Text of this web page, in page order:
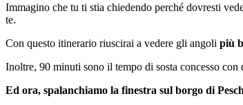
Immagino che tu ti stia chiedendo perché dovresti
te.
Con questo itinerario riuscirai a vedere gli angoli più
Inoltre, 90 minuti sono il tempo di sosta concesso con
Ed ora, spalanchiamo la finestra sul borgo di